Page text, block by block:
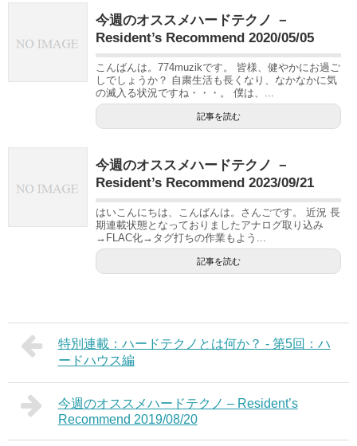
今週のオススメハードテクノ －
Resident’s Recommend 2020/05/05
こんばんは。774muzikです。 皆様、健やかにお過ご
しでしょうか？ 自粛生活も長くなり、なかなかに気
の滅入る状況ですね・・・。 僕は、...
記事を読む
今週のオススメハードテクノ －
Resident’s Recommend 2023/09/21
はいこんにちは、こんばんは。さんごです。 近況 長
期連載状態となっておりましたアナログ取り込み
→FLAC化→タグ打ちの作業もよう...
記事を読む
特別連載：ハードテクノとは何か？ - 第5回：ハ
ードハウス編
今週のオススメハードテクノ – Resident’s
Recommend 2019/08/20